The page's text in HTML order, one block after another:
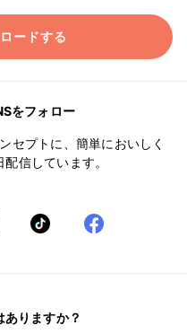
ードする
をフォロー
セプトに、簡単においしく
信しています。
ありますか？